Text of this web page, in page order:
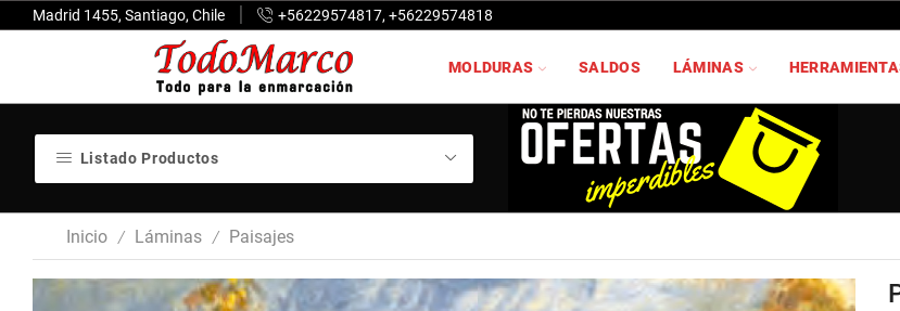
Madrid 1455, Santiago, Chile +56229574817, +56229574818
MOLDURAS SALDOS LÁMINAS
Listado Productos
Inicio / Láminas / Paisajes